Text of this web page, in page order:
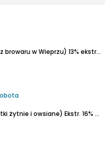
browaru w Wieprzu) 13% ekstr.,
żytnie i owsiane) Ekstr. 16%